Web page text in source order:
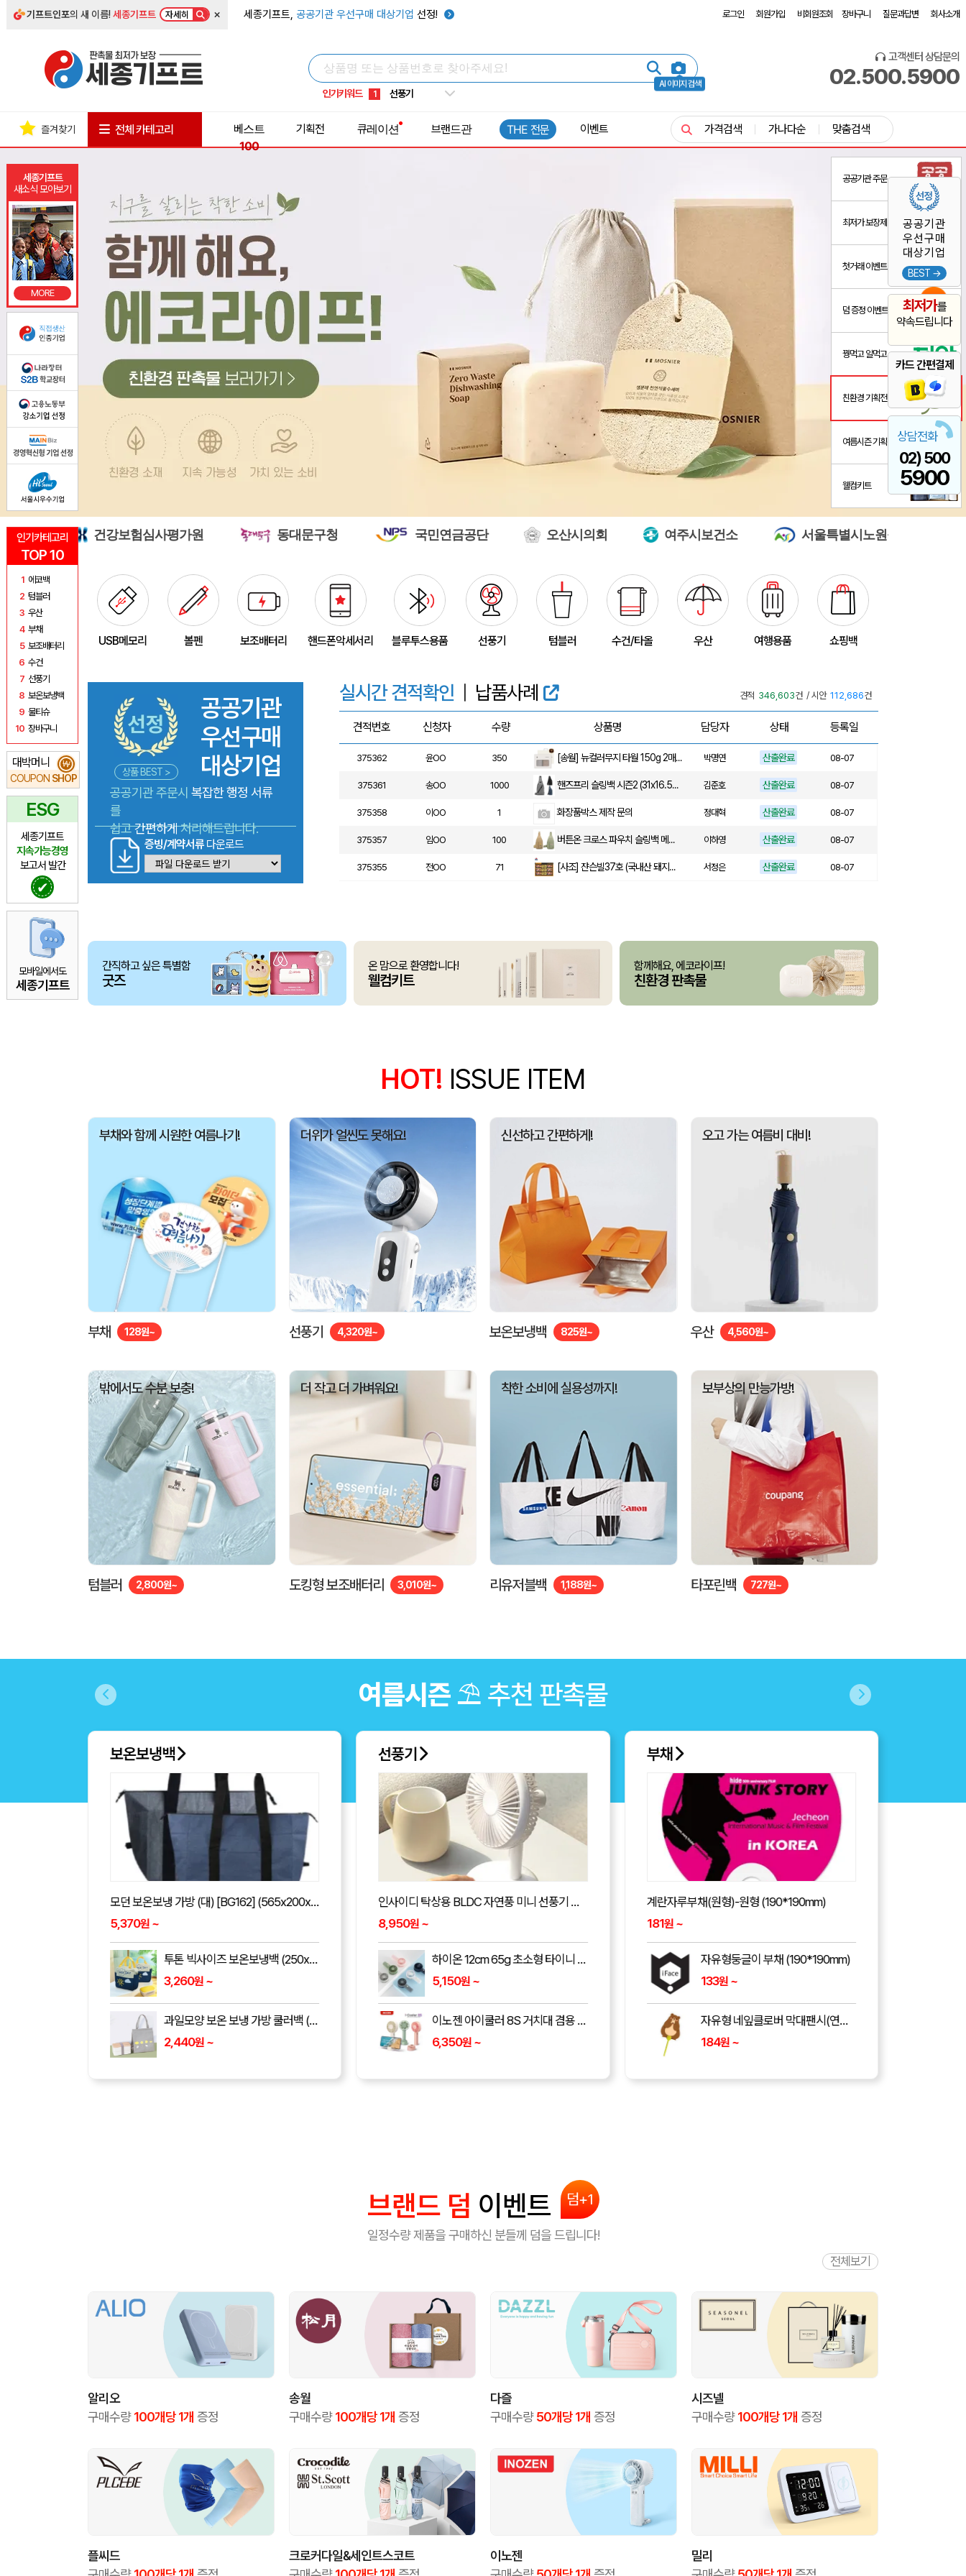
기프트인포의 새 이름!세종기프트 자세히 × 세종기프트, 공공기관 우선구매 대상기업 선정! 로그인 회원가입 비회원조회 장바구니 질문과답변 회사소개
AI 이미지 검색
인기키워드
7 텀블러
10 타포린가방
1 선풍기
고객센터 상담문의
02.500.5900
세종기프트
새소식 모아보기
MORE
인기카테고리
TOP 10
1 에코백
2 텀블러
3 우산
4 부채
5 보조배터리
6 수건
7 선풍기
8 보온보냉백
9 물티슈
10 장바구니
대박머니
COUPON SHOP
₩
ESG
세종기프트
지속가능경영
보고서 발간
✔
모바일에서도
세종기프트
공공기관
우선구매
대상기업
BEST →
최저가를
약속드립니다
카드 간편결제
상담전화
02) 500
5900
즐겨찾기 전체 카테고리
베스트
100
기획전 큐레이션 브랜드관 THE 전문 이벤트 가격검색 가나다순 맞춤검색
공공기관 주문
최저가 보장제
첫거래 이벤트
덤 증정 이벤트
꿩먹고 알먹고
친환경 기획전
여름시즌 기획전
웰컴키트
건강보험심사평가원 동대문구청 국민연금공단 오산시의회 여주시보건소 서울특별시노원구시설관리공단
USB메모리 볼펜 보조배터리 핸드폰악세서리 블루투스용품 선풍기 텀블러 수건/타올 우산 여행용품 쇼핑백
상품 BEST >
공공기관
우선구매
대상기업
공공기관 주문시 복잡한 행정 서류
를
쉽고간편하게처리해드립니다.
증빙/계약서류다운로드
실시간 견적확인 | 납품사례 견적 346,603건 / 시안 112,686건
견적번호 신청자 수량 상품명 담당자 상태 등록일
전OO 71 [26년 설]CJ 스마트초이스 L호 서정은 산출완료 08-07
08-07
375346 담OO 200 [주문제작] 에코백 맞춤 제작 서비스 박명연 산출완료 08-07
375345 노OO 반달팬시자루부채(원형) (150Ø,160Ø,170Ø,180Ø,190Ø) 이성원 산출완료 08-07
1200 이성원 08-07
375371 이OO 1 입체형떡메모_(도자기레인보우) 김현민 08-08
이OO 100 장은지 접수중 08-07
375364 울OO
375363 이OO 30 서민석 08-07
375362 윤OO 350 산출완료 08-07
375361 송OO 1000 핸즈프리 슬링백 시즌2 (31x16.5x6.5cm) 김준호 산출완료 08-07
375358 이OO 1 화장품박스 제작 문의 정대혁 산출완료 08-07
375357 임OO 100 이하영 산출완료 08-07
375355 전OO 71 [사조] 쟌슨빌37호 (국내산 돼지고기100%) / 명절 선물세트 서정은 산출완료 08-07
375354 방OO 1 [주문제작] 에코백 맞춤 제작 서비스 김현민 산출완료 08-07
08-07
375349 브리온 아이스큐브 2세대 여름 아이스 넥밴드 쿨러 이성원 08-07
375348 전OO 71 [26년 설]CJ 스마트초이스 L호 서정은 산출완료 08-07
375345 노OO 1200
375344 노OO 1200
입체형떡메모_(도자기레인보우) 접수중
375367
375366 정OO 산출완료
울OO 120 산출완료
375363 30 상품제안(웰컴키트제작) 산출완료
간직하고 싶은 특별함
굿즈
온 맘으로 환영합니다!
웰컴키트
함께해요, 에코라이프!
친환경 판촉물
HOT! ISSUE ITEM
부채와 함께 시원한 여름나기!
부채 128원~
더위가 얼씬도 못해요!
선풍기 4,320원~
신선하고 간편하게!
보온보냉백 825원~
오고 가는 여름비 대비!
우산 4,560원~
밖에서도 수분 보충!
텀블러 2,800원~
더 작고 더 가벼워요!
도킹형 보조배터리 3,010원~
착한 소비에 실용성까지!
리유저블백 1,188원~
보부상의 만능가방!
타포린백 727원~
여름시즌⛱ 추천 판촉물
선풍기
인사이디 탁상용 BLDC 자연풍 미니 선풍기 무선 저소음 스탠드 선풍기 ISF-100
8,950원 ~
하이온 12cm 65g 초소형 타이니 몬스터 휴대용 선풍기 H14
5,150원~
이노젠 아이쿨러 8S 거치대 겸용 휴대용 선풍기 INOZEN i-cooler 8S
6,350원~
부채
계란자루부채(원형)-원형 (190*190mm)
181원~
자유형둥글이 부채 (190*190mm)
133원~
자유형 네잎클로버 막대팬시(연두) 부채 (190파이)
184원~
넥쿨러
아이스 넥밴드 목도리 넥쿨러
3,890원
생활더봄 쿨링 넥쿨러 스카프 6color
7,800 원
쿨넥밴드 쿨넥튜브 쿨목밴드 아이스 넥밴드 넥쿨러 아이스쿨링
5,920 원
브랜드 덤 이벤트 덤+1
일정수량 제품을 구매하신 분들께 덤을 드립니다!
전체보기
알리오
구매수량100개당 1개 증정
송월
구매수량100개당 1개 증정
다즐
구매수량50개당 1개 증정
시즈넬
구매수량100개당 1개 증정
플씨드
크로커다일&세인트스코트
이노젠
밀리